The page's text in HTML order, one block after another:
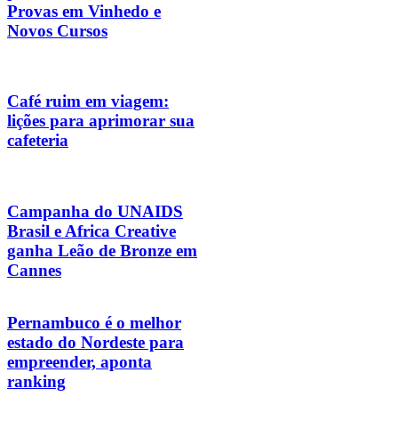
Provas em Vinhedo e
Novos Cursos
Café ruim em viagem:
lições para aprimorar sua
cafeteria
Campanha do UNAIDS
Brasil e Africa Creative
ganha Leão de Bronze em
Cannes
Pernambuco é o melhor
estado do Nordeste para
empreender, aponta
ranking